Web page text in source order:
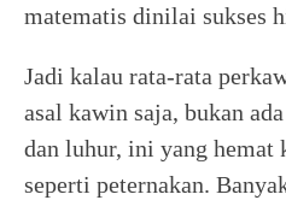
matematis dinilai sukses
Jadi kalau rata-rata
asal kawin saja, bukan
dan luhur, ini yang hemat
seperti peternakan.